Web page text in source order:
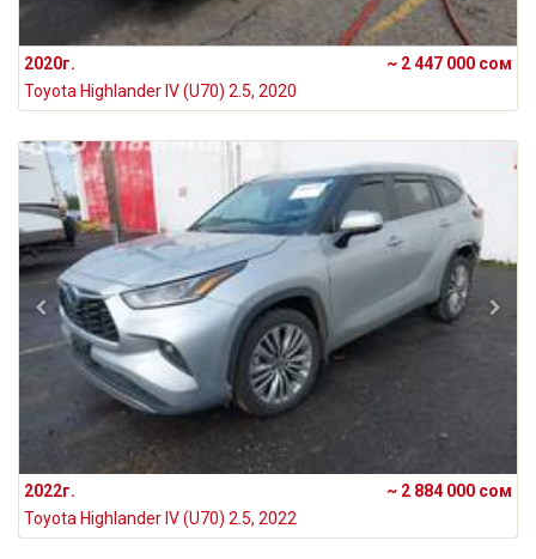
2020г.
~ 2 447 000 сом
Toyota Highlander IV (U70) 2.5, 2020
2022г.
~ 2 884 000 сом
Toyota Highlander IV (U70) 2.5, 2022